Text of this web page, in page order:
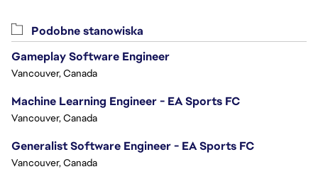
Podobne stanowiska
Gameplay Software Engineer
Vancouver, Canada
Machine Learning Engineer - EA Sports FC
Vancouver, Canada
Generalist Software Engineer - EA Sports FC
Vancouver, Canada